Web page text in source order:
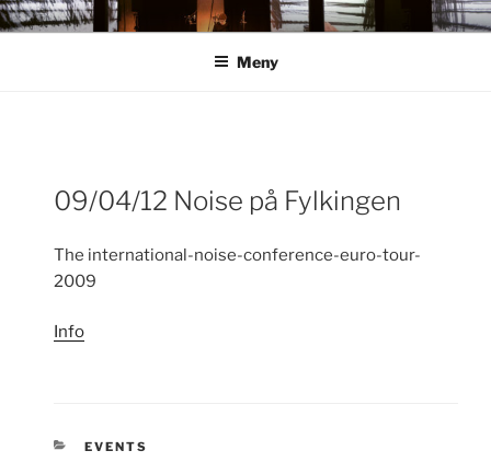
Hoppa
till
ANN ROSÉN
Meny
09/04/12 Noise på Fylkingen
The international-noise-conference-euro-tour-
2009
Info
KATEGORIER
EVENTS
Inläggsnavigering